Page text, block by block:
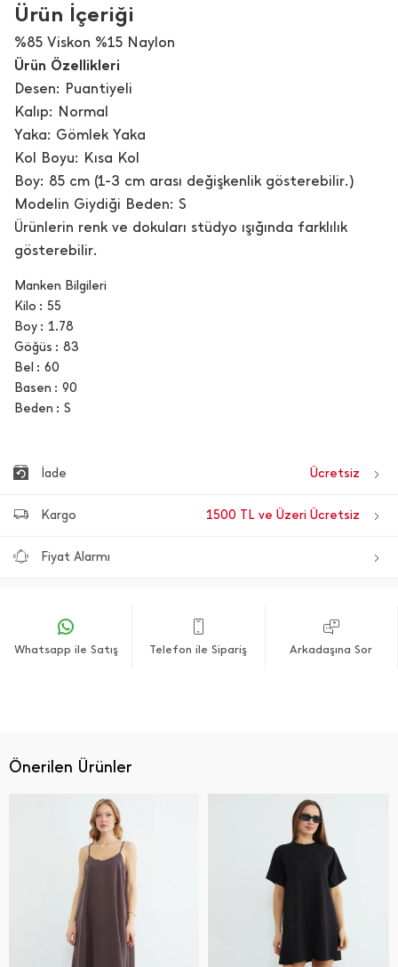
Ürün İçeriği
%85 Viskon %15 Naylon
Ürün Özellikleri
Desen: Puantiyeli
Kalıp: Normal
Yaka: Gömlek Yaka
Kol Boyu: Kısa Kol
Boy: 85 cm (1-3 cm arası değişkenlik gösterebilir.)
Modelin Giydiği Beden: S
Ürünlerin renk ve dokuları stüdyo ışığında farklılık
gösterebilir.
Manken Bilgileri
Kilo
55
Boy
1.78
Göğüs
83
Bel
60
Basen
90
Beden
S
İade Ücretsiz
Kargo 1500 TL ve Üzeri Ücretsiz
Fiyat Alarmı
Whatsapp ile Satış Telefon ile Sipariş Arkadaşına Sor
Önerilen Ürünler